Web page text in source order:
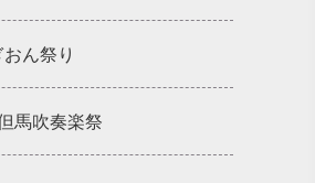
ん祭り
馬吹奏楽祭